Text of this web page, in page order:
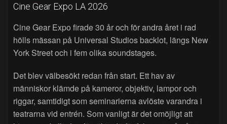
Cine Gear Expo LA 2026
Cine Gear Expo firade 30 år och för andra året i rad
hölls mässan på Universal Studios backlot, längs New
York Street och i fem olika soundstages.
Det blev välbesökt redan från start. Ett hav av
människor klämde på kameror, objektiv, lampor och
riggar, samtidigt som seminarierna avlöste varandra i
teatrarna vid entrén. Som vanligt är det omöjligt att